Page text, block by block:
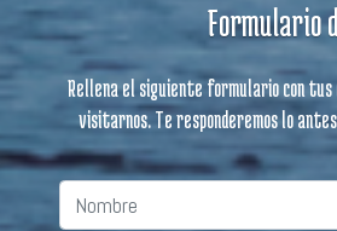
Formulario
Rellena el siguiente formulario con
visitarnos. Te responderemos lo